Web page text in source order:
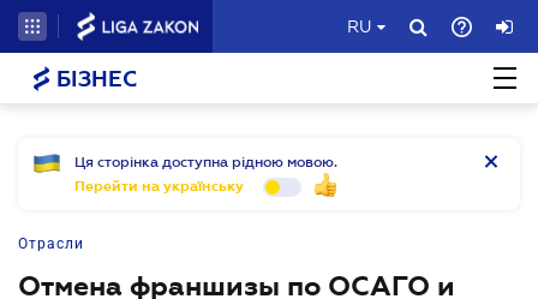
RU
БІЗНЕС
Ця сторінка доступна рідною мовою.
Перейти на українську
Отрасли
Отмена франшизы по ОСАГО и